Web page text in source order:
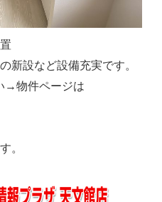
新設など設備充実です。
→物件ページは
。